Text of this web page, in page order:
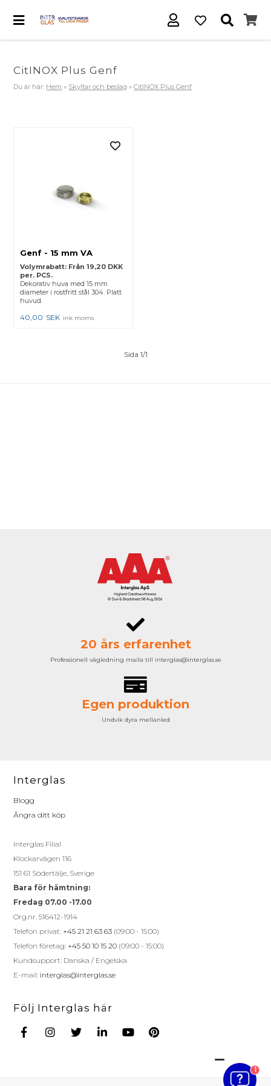
CitINOX Plus Genf
Du är här: Hem » Skyltar och beslag »CitINOX Plus Genf
Genf - 15 mm VA
Volymrabatt: Från 19,20 DKK
per. PCS.
Dekorativ huva med 15 mm
diameter i rostfritt stål 304. Platt
huvud.
40,00 SEK ink moms
Sida 1/1
20 års erfarenhet
Professionell vägledning maila till interglas@interglas.se
Egen produktion
Undvik dyra mellanled
Interglas
Blogg
Ångra ditt köp
Interglas Filial
Klockarvägen 116
151 61 Södertälje, Sverige
Bara för hämtning:
Fredag 07.00 -17.00
Org.nr. 516412-1914
Telefon privat: +45 21 21 63 63 (09:00 - 15:00)
Telefon företag: +45 50 10 15 20 (09:00 - 15:00)
Kundsupport: Danska / Engelska
E-mail: interglas@interglas.se
Följ Interglas här
1